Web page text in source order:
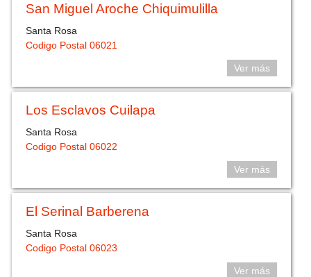
San Miguel Aroche Chiquimulilla
Santa Rosa
Codigo Postal 06021
Ver más
Los Esclavos Cuilapa
Santa Rosa
Codigo Postal 06022
Ver más
El Serinal Barberena
Santa Rosa
Codigo Postal 06023
Ver más